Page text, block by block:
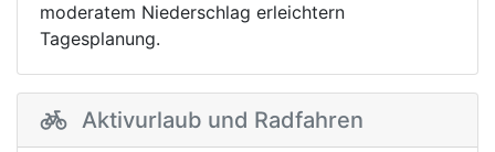
moderatem Niederschlag erleichtern
Tagesplanung.
Aktivurlaub und Radfahren